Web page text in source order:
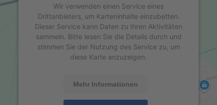
t
Wir verwenden einen Service eines
Drittanbieters, um Karteninhalte einzubetten.
Dieser Service kann Daten zu Ihren Aktivitäten
sammeln. Bitte lesen Sie die Details durch und
stimmen Sie der Nutzung des Service zu, um
diese Karte anzuzeigen.
Mehr Informationen